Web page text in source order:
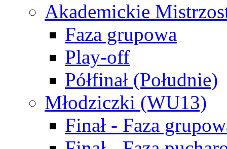
Akademickie
Faza grupowa
Play-off
Półfinał (Południe)
Młodziczki (WU13)
Finał - Faza